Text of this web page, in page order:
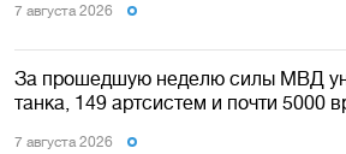
7 августа 2026
За прошедшую неделю силы МВД
танка, 149 артсистем и почти 5000
7 августа 2026